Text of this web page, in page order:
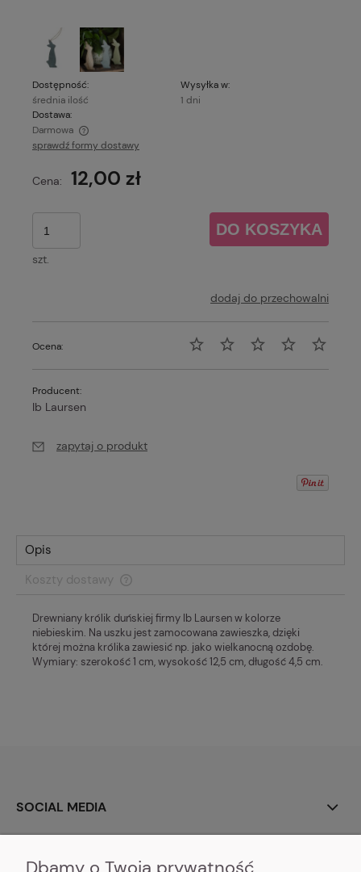
Dostępność:
średnia ilość
Wysyłka w:
1 dni
Dostawa:
Darmowa
Cena nie zawiera ewentualnych kosztów płatności
sprawdź formy dostawy
Cena: 12,00 zł
szt.
DO KOSZYKA
dodaj do przechowalni
Ocena:
Producent:
Ib Laursen
zapytaj o produkt
Opis
Koszty dostawy
Cena nie zawiera ewentualnych kosztów płatności
Drewniany królik duńskiej firmy Ib Laursen w kolorze
niebieskim. Na uszku jest zamocowana zawieszka, dzięki
której można królika zawiesić np. jako wielkanocną ozdobę.
Wymiary: szerokość 1 cm, wysokość 12,5 cm, długość 4,5 cm.
SOCIAL MEDIA